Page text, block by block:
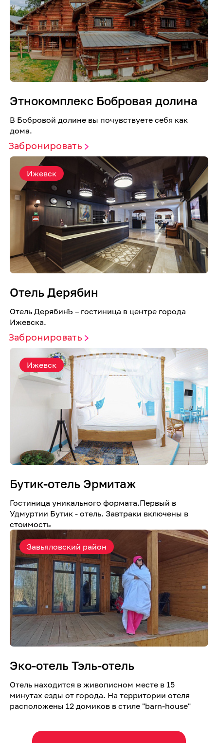
Этнокомплекс Бобровая долина
В Бобровой долине вы почувствуете себя как
дома.
Забронировать
Ижевск
Отель Дерябин
Отель ДерябинЪ – гостиница в центре города
Ижевска.
Забронировать
Ижевск
Бутик-отель Эрмитаж
Гостиница уникального формата.Первый в
Удмуртии Бутик - отель. Завтраки включены в
стоимость
Завьяловский район
Эко-отель Тэль-отель
Отель находится в живописном месте в 15
минутах езды от города. На территории отеля
расположены 12 домиков в стиле "barn-house"